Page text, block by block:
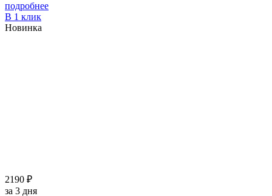
подробнее
В 1 клик
Новинка
2190 ₽
за 3 дня